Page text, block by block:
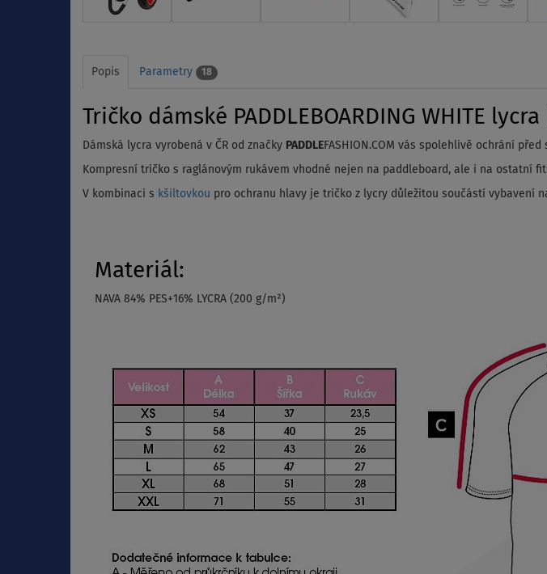
Popis Parametry 18
Tričko dámské PADDLEBOARDING WHITE
Dámská lycra vyrobená v ČR od značky PADDLEFASHION.COM vás spolehlivě ochrání
Kompresní tričko s raglánovým rukávem vhodné nejen na paddleboard, ale i na ostatní
V kombinaci s kšiltovkou pro ochranu hlavy je tričko z lycry důležitou součástí vybavení
Materiál:
NAVA 84% PES+16% LYCRA (200 g/m²)